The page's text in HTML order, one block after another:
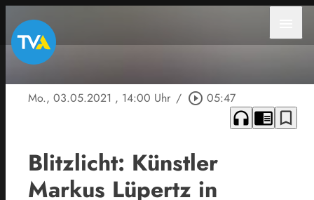
Mo., 03.05.2021 , 14:00 Uhr / play_circle_outline 05:47
headphones chrome_reader_mode bookmark_border
Blitzlicht: Künstler
Markus Lüpertz in